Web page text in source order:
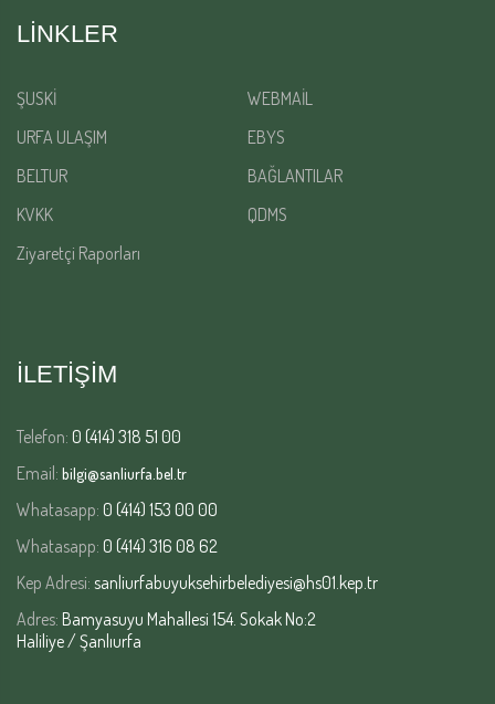
LINKLER
ŞUSKİ
WEBMAİL
URFA ULAŞIM
EBYS
BELTUR
BAĞLANTILAR
KVKK
QDMS
Ziyaretçi Raporları
İLETİŞİM
Telefon: 0 (414) 318 51 00
Email: bilgi@sanliurfa.bel.tr
Whatasapp: 0 (414) 153 00 00
Whatasapp: 0 (414) 316 08 62
Kep Adresi: sanliurfabuyuksehirbelediyesi@hs01.kep.tr
Adres: Bamyasuyu Mahallesi 154. Sokak No:2
Haliliye / Şanlıurfa